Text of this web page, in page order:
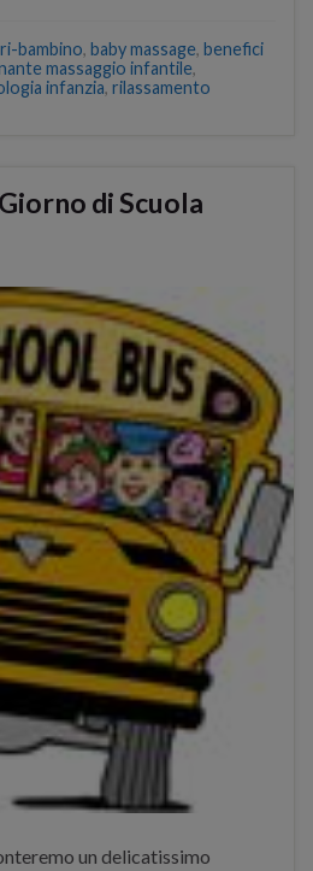
bambino, baby massage, benefici
massaggio infantile,
infanzia, rilassamento
di Scuola
un delicatissimo